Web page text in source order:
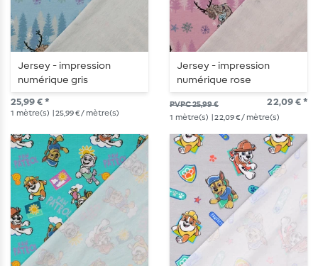
Jersey - impression
numérique gris
25,99 € *
1 mètre(s) | 25,99 € / mètre(s)
Jersey - impression
numérique rose
PVPC 25,99 € 22,09 € *
1 mètre(s) | 22,09 € / mètre(s)